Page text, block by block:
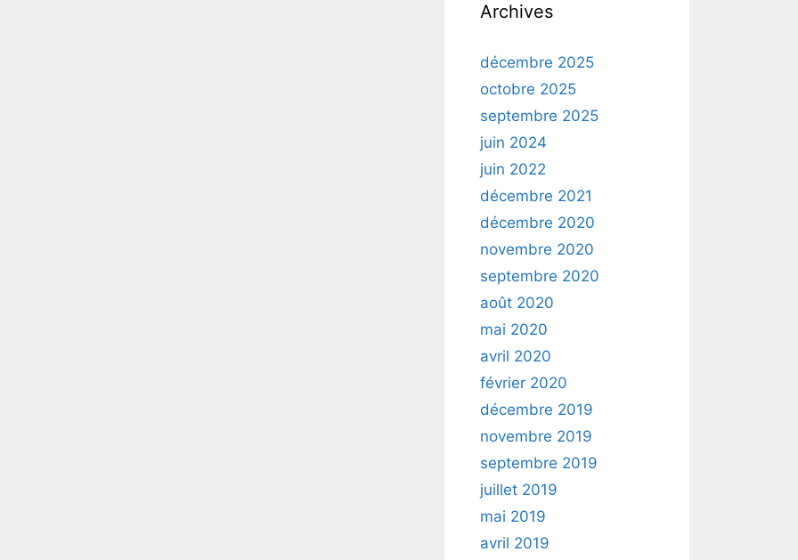
Archives
décembre 2025
octobre 2025
septembre 2025
juin 2024
juin 2022
décembre 2021
décembre 2020
novembre 2020
septembre 2020
août 2020
mai 2020
avril 2020
février 2020
décembre 2019
novembre 2019
septembre 2019
juillet 2019
mai 2019
avril 2019